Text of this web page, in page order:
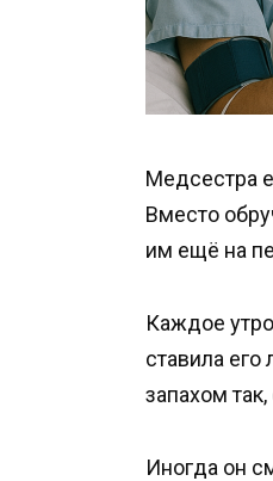
Медсестра
Вместо
им ещё на
Каждое
ставила
запахом
Иногда он